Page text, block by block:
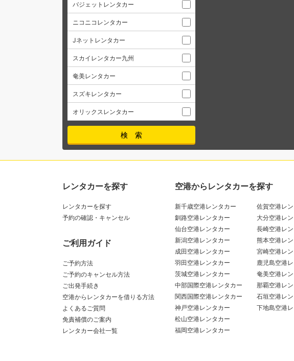
バジェットレンタカー
ニコニコレンタカー
Jネットレンタカー
スカイレンタカー九州
奄美レンタカー
スズキレンタカー
オリックスレンタカー
レンタカーを探す
レンタカーを探す
予約の確認・キャンセル
ご利用ガイド
ご予約方法
ご予約のキャンセル方法
ご出発手続き
空港からレンタカーを借りる方法
よくあるご質問
免責補償のご案内
レンタカー会社一覧
空港からレンタカーを探す
新千歳空港レンタカー
釧路空港レンタカー
仙台空港レンタカー
新潟空港レンタカー
成田空港レンタカー
羽田空港レンタカー
茨城空港レンタカー
中部国際空港レンタカー
関西国際空港レンタカー
神戸空港レンタカー
松山空港レンタカー
福岡空港レンタカー
佐賀空港レ
大分空港レ
長崎空港レ
熊本空港レ
宮崎空港レ
鹿児島空港
奄美空港レ
那覇空港レ
石垣空港レ
下地島空港